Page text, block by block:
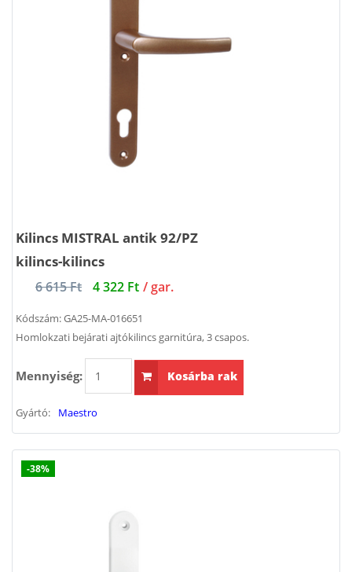
Kilincs MISTRAL antik 92/PZ
kilincs-kilincs
6 615 Ft 4 322 Ft / gar.
Kódszám:GA25-MA-016651
Homlokzati bejárati ajtókilincs garnitúra, 3 csapos.
Mennyiség: Kosárba rak
Gyártó: Maestro
-38%